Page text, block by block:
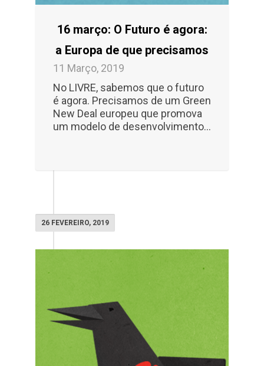
16 março: O Futuro é agora:
a Europa de que precisamos
11 Março, 2019
No LIVRE, sabemos que o futuro
é agora. Precisamos de um Green
New Deal europeu que promova
um modelo de desenvolvimento...
26 FEVEREIRO, 2019